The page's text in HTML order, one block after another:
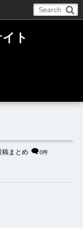
ト
稿まとめ
0件